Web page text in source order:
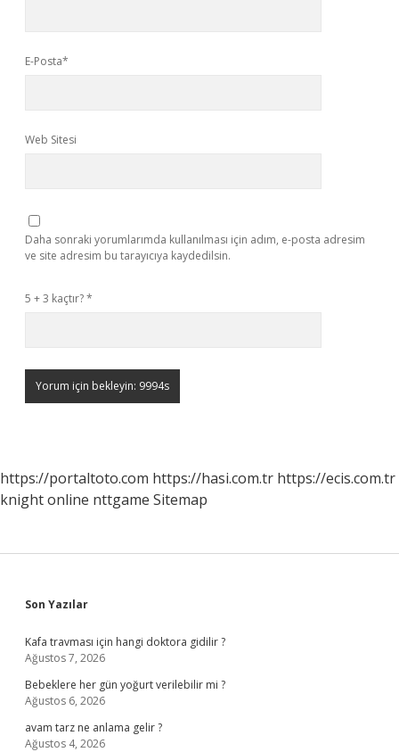
E-Posta*
Web Sitesi
Daha sonraki yorumlarımda kullanılması için adım, e-posta adresim
ve site adresim bu tarayıcıya kaydedilsin.
5 + 3 kaçtır?*
https://portaltoto.com https://hasi.com.tr https://ecis.com.tr
knight online nttgame Sitemap
Sidebar
Son Yazılar
Kafa travması için hangi doktora gidilir ?
Ağustos 7, 2026
Bebeklere her gün yoğurt verilebilir mi ?
Ağustos 6, 2026
avam tarz ne anlama gelir ?
Ağustos 4, 2026